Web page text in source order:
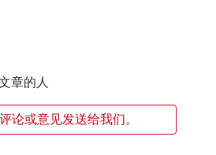
章的人
论或意见发送给我们。